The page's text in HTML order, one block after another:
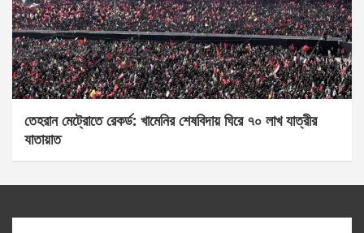
তেহরান মেট্রোতে রেকর্ড: খামেনির শেষবিদায় ঘিরে ৭০ লাখ যাত্রীর
যাতায়াত